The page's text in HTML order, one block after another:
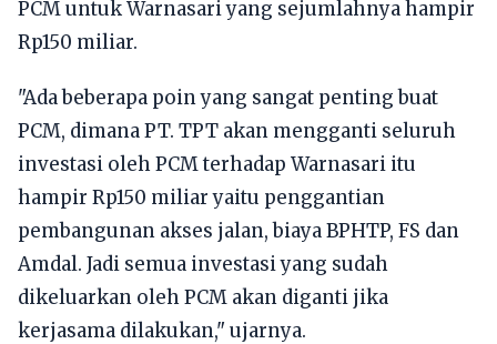
PCM untuk Warnasari yang sejumlahnya hampir
Rp150 miliar.
"Ada beberapa poin yang sangat penting buat
PCM, dimana PT. TPT akan mengganti seluruh
investasi oleh PCM terhadap Warnasari itu
hampir Rp150 miliar yaitu penggantian
pembangunan akses jalan, biaya BPHTP, FS dan
Amdal. Jadi semua investasi yang sudah
dikeluarkan oleh PCM akan diganti jika
kerjasama dilakukan," ujarnya.